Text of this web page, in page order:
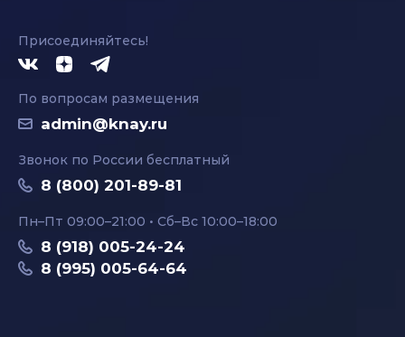
Присоединяйтесь!
По вопросам размещения
admin@knay.ru
Звонок по России бесплатный
8 (800) 201-89-81
Пн–Пт 09:00–21:00 • Сб–Вс 10:00–18:00
8 (918) 005-24-24
8 (995) 005-64-64